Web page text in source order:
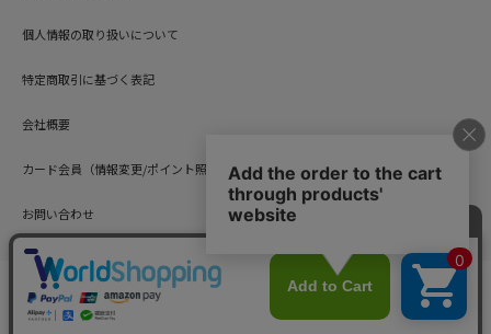
個人情報の取り扱いについて
特定商取引に基づく表記
会社概要
カード会員（情報変更/ポイント照会）
お問い合わせ